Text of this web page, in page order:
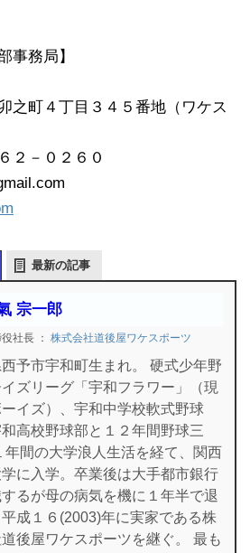
事務局】
之町４丁目３４５番地（ワケス
２－０２６０
最新の記事
宗一郎
社長 ： 株式会社道後屋ワケスポーツ
予市宇和町生まれ。 硬式少年野
ズリーグ「宇和フラワー」（現
イズ）、宇和中学校軟式野球
高校野球部と１２年間野球三
年間の大学浪人生活を経て、関西
に入学。卒業後は大手都市銀行
るが母の病気を機に１年半で退
成１６(2003)年に実家である株
後屋ワケスポーツを継ぐ。 最も